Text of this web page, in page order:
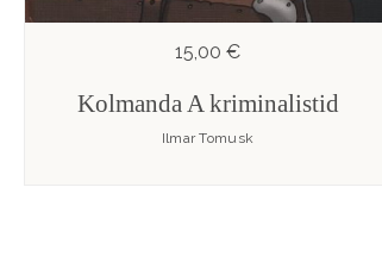
15,00 €
Kolmanda A kriminalistid
Ilmar Tomusk